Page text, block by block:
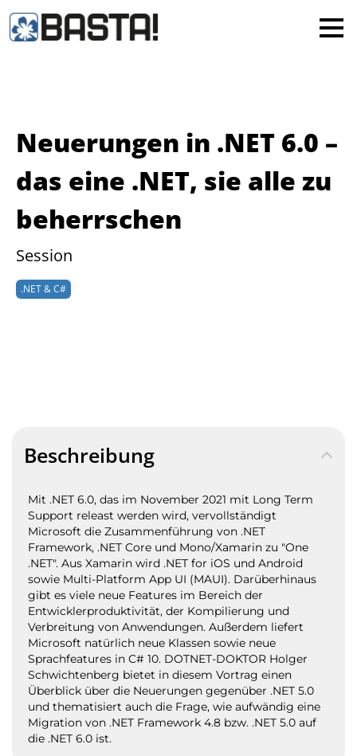
Neuerungen in .NET 6.0 –
das eine .NET, sie alle zu
beherrschen
Session
.NET & C#
Beschreibung
Mit .NET 6.0, das im November 2021 mit Long Term
Support releast werden wird, vervollständigt
Microsoft die Zusammenführung von .NET
Framework, .NET Core und Mono/Xamarin zu "One
.NET". Aus Xamarin wird .NET for iOS und Android
sowie Multi-Platform App UI (MAUI). Darüberhinaus
gibt es viele neue Features im Bereich der
Entwicklerproduktivität, der Kompilierung und
Verbreitung von Anwendungen. Außerdem liefert
Microsoft natürlich neue Klassen sowie neue
Sprachfeatures in C# 10. DOTNET-DOKTOR Holger
Schwichtenberg bietet in diesem Vortrag einen
Überblick über die Neuerungen gegenüber .NET 5.0
und thematisiert auch die Frage, wie aufwändig eine
Migration von .NET Framework 4.8 bzw. .NET 5.0 auf
die .NET 6.0 ist.
MAINZ
Alle